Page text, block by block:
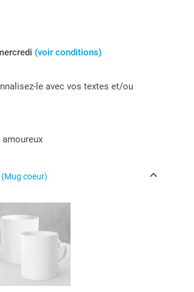
(voir conditions)
le avec vos textes et/ou
(Mug coeur)